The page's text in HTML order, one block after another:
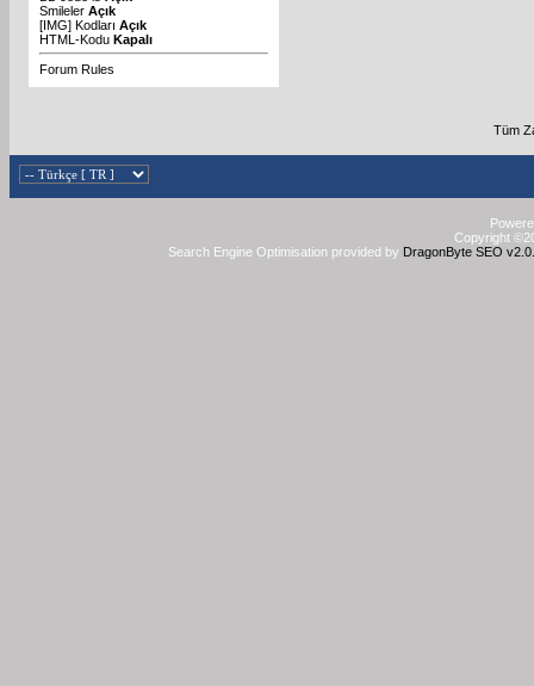
Smileler Açık
[IMG] Kodları Açık
HTML-Kodu Kapalı
Forum Rules
Tüm
Copyright
Search Engine Optimisation provided by DragonByte SEO